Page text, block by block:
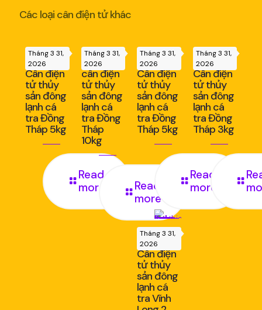
Các loại cân điện tử khác
Tháng 3 31,
2026
Cân điện
tử thủy
sản đông
lạnh cá
tra Đồng
Tháp 5kg
Read
more
Tháng 3 31,
2026
cân điện
tử thủy
sản đông
lạnh cá
tra Đồng
Tháp
10kg
Read
more
Tháng 3 31,
2026
Cân điện
tử thủy
sản đông
lạnh cá
tra Đồng
Tháp 5kg
Read
more
Tháng 3 31,
2026
Cân điện
tử thủy
sản đông
lạnh cá
tra Đồng
Tháp 3kg
Tháng 3 31,
2026
Cân điện
tử thủy
sản đông
lạnh cá
tra Vĩnh